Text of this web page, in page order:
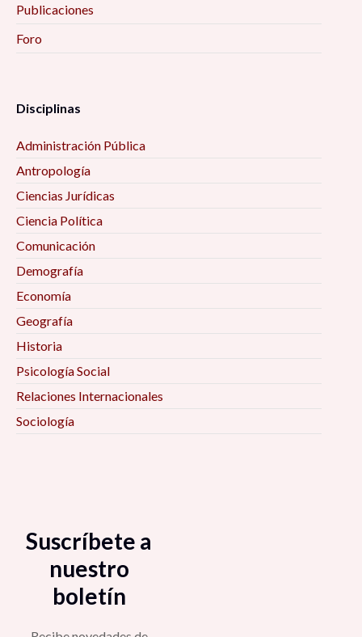
Publicaciones
Foro
Disciplinas
Administración Pública
Antropología
Ciencias Jurídicas
Ciencia Política
Comunicación
Demografía
Economía
Geografía
Historia
Psicología Social
Relaciones Internacionales
Sociología
Suscríbete a
nuestro
boletín